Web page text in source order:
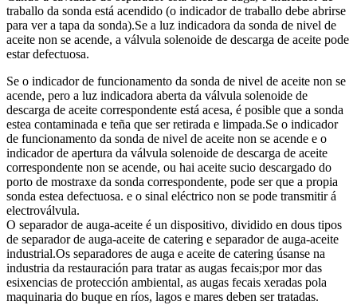
traballo da sonda está acendido (o indicador de traballo debe abrirse
para ver a tapa da sonda).Se a luz indicadora da sonda de nivel de
aceite non se acende, a válvula solenoide de descarga de aceite pode
estar defectuosa.
Se o indicador de funcionamento da sonda de nivel de aceite non se
acende, pero a luz indicadora aberta da válvula solenoide de
descarga de aceite correspondente está acesa, é posible que a sonda
estea contaminada e teña que ser retirada e limpada.Se o indicador
de funcionamento da sonda de nivel de aceite non se acende e o
indicador de apertura da válvula solenoide de descarga de aceite
correspondente non se acende, ou hai aceite sucio descargado do
porto de mostraxe da sonda correspondente, pode ser que a propia
sonda estea defectuosa. e o sinal eléctrico non se pode transmitir á
electroválvula.
O separador de auga-aceite é un dispositivo, dividido en dous tipos
de separador de auga-aceite de catering e separador de auga-aceite
industrial.Os separadores de auga e aceite de catering úsanse na
industria da restauración para tratar as augas fecais;por mor das
esixencias de protección ambiental, as augas fecais xeradas pola
maquinaria do buque en ríos, lagos e mares deben ser tratadas.